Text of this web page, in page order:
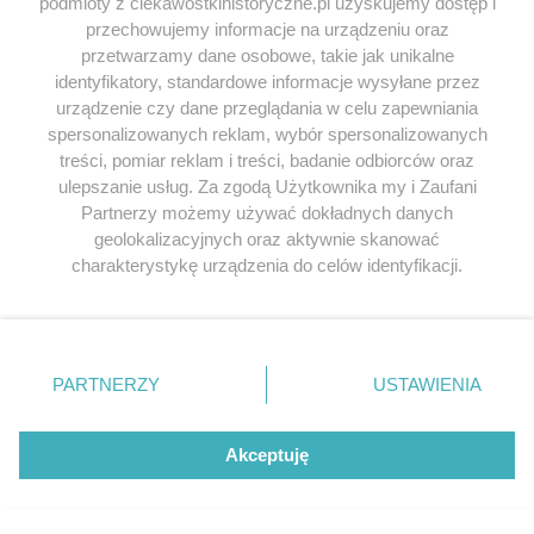
białorusią w tedy była potęga pod polskim
sztandarem , i ktoś nie chce abyśmy byli razem
Odpowiedz
Jeśli chcesz zgłosićliterówkę lub błąd ortograficzny
kliknij TUTAJ.
powstała we współpracy z Lubimyczytac.pl, największą społecznością
miłośników literatury w Polsce – dzięki temu możesz wybierać spośród
tytułów najwyżej ocenianych przez czytelników.
przechowujemy informacje na urządzeniu oraz
przetwarzamy dane osobowe, takie jak unikalne
identyfikatory, standardowe informacje wysyłane przez
urządzenie czy dane przeglądania w celu zapewniania
spersonalizowanych reklam, wybór spersonalizowanych
treści, pomiar reklam i treści, badanie odbiorców oraz
ulepszanie usług. Za zgodą Użytkownika my i Zaufani
Partnerzy możemy używać dokładnych danych
geolokalizacyjnych oraz aktywnie skanować
charakterystykę urządzenia do celów identyfikacji.
zmienić/wycofać klikając przycisk ustawień prywatności
znajdujący się w lewym dolnym rogu strony
. Niektóre
użytkownika, ale masz prawo sprzeciwić się takiemu
przetwarzaniu. Preferencje będą miały zastosowania tylko
PARTNERZY USTAWIENIA
Akceptuję